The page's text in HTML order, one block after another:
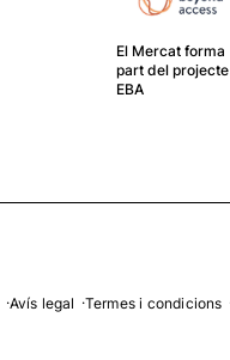
El Mercat forma
part del projecte
EBA
Avís legal Termes i condicions